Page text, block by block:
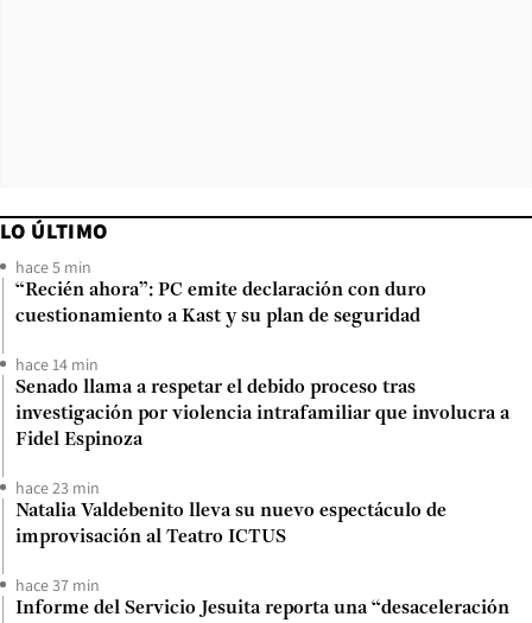
LO ÚLTIMO
hace 5 min
“Recién ahora”: PC emite declaración con duro
cuestionamiento a Kast y su plan de seguridad
hace 14 min
Senado llama a respetar el debido proceso tras
investigación por violencia intrafamiliar que involucra a
Fidel Espinoza
hace 23 min
Natalia Valdebenito lleva su nuevo espectáculo de
improvisación al Teatro ICTUS
hace 37 min
Informe del Servicio Jesuita reporta una “desaceleración